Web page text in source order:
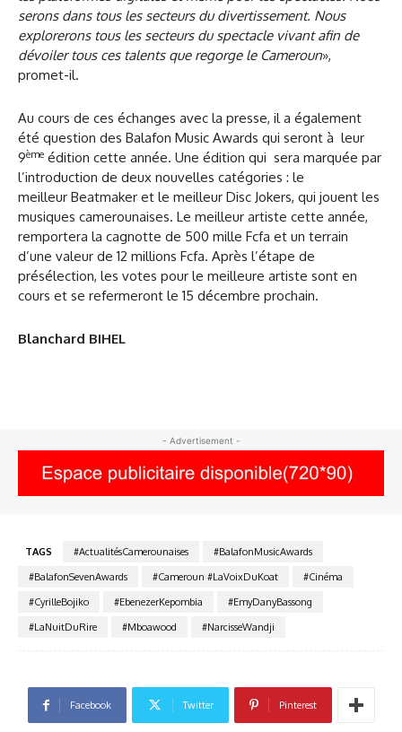
serons dans tous les secteurs du divertissement. Nous
explorerons tous les secteurs du spectacle vivant afin de
dévoiler tous ces talents que regorge le Cameroun»,
promet-il.
Au cours de ces échanges avec la presse, il a également
été question des Balafon Music Awards qui seront à leur
9ème édition cette année. Une édition qui sera marquée par
l’introduction de deux nouvelles catégories : le
meilleur Beatmaker et le meilleur Disc Jokers, qui jouent les
musiques camerounaises. Le meilleur artiste cette année,
remportera la cagnotte de 500 mille Fcfa et un terrain
d’une valeur de 12 millions Fcfa. Après l’étape de
présélection, les votes pour le meilleure artiste sont en
cours et se refermeront le 15 décembre prochain.
Blanchard BIHEL
- Advertisement -
TAGS #ActualitésCamerounaises
#BalafonMusicAwards
#BalafonSevenAwards
#Cameroun #LaVoixDuKoat
#Cinéma
#CyrilleBojiko
#EbenezerKepombia
#EmyDanyBassong
#LaNuitDuRire
#Mboawood #NarcisseWandji
Facebook Twitter Pinterest